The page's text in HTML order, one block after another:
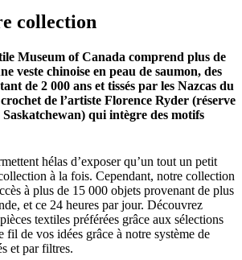
collection
Museum of Canada comprend plus de
veste chinoise en peau de saumon, des
de 2 000 ans et tissés par les Nazcas du
de l’artiste Florence Ryder (réserve
qui intègre des motifs
hélas d’exposer qu’un tout un petit
à la fois. Cependant, notre collection
à plus de 15 000 objets provenant de plus
et ce 24 heures par jour. Découvrez
textiles préférées grâce aux sélections
fil de vos idées grâce à notre système de
et par filtres.